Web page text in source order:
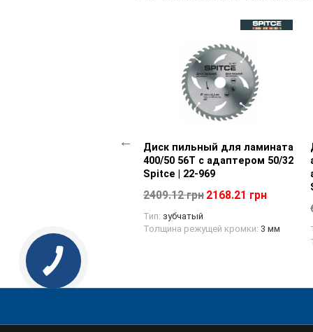
режущей кромки:
Просмотр товара
Диск пильный для ламината
400/50 56T с адаптером 50/32
Spitce | 22-969
2409.12 грн 2168.21 грн
Тип: зубчатый
Толщина режущей кромки: 3 мм